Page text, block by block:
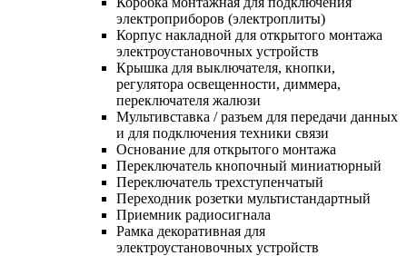
электроприборов (электроплиты)
Корпус накладной для открытого монтажа
электроустановочных устройств
Крышка для выключателя, кнопки,
регулятора освещенности, диммера,
переключателя жалюзи
Мультивставка / разъем для передачи данных
и для подключения техники связи
Основание для открытого монтажа
Переключатель кнопочный миниатюрный
Переключатель трехступенчатый
Переходник розетки мультистандартный
Приемник радиосигнала
Рамка декоративная для
электроустановочных устройств